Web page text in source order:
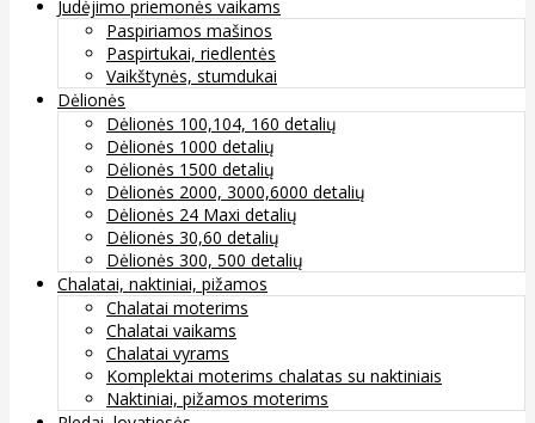
Judėjimo priemonės vaikams
Paspiriamos mašinos
Paspirtukai, riedlentės
Vaikštynės, stumdukai
Dėlionės
Dėlionės 100,104, 160 detalių
Dėlionės 1000 detalių
Dėlionės 1500 detalių
Dėlionės 2000, 3000,6000 detalių
Dėlionės 24 Maxi detalių
Dėlionės 30,60 detalių
Dėlionės 300, 500 detalių
Chalatai, naktiniai, pižamos
Chalatai moterims
Chalatai vaikams
Chalatai vyrams
Komplektai moterims chalatas su naktiniais
Naktiniai, pižamos moterims